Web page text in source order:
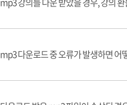
mp3 다운로드 중 오류가 발생하면 어